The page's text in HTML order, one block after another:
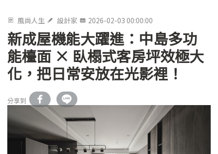
風尚人生 設計家 2026-02-03 00:00:00
新成屋機能大躍進：中島多功
能檯面 × 臥榻式客房坪效極大
化，把日常安放在光影裡！
分享到